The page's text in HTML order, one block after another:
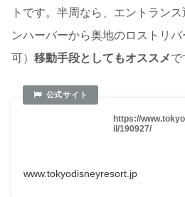
トです。半周なら、エントラン
ンハーバーから奥地のロストリ
可） 移動手段としてもオススメで
https://
il/190927/
www.tokyodisneyresort.jp